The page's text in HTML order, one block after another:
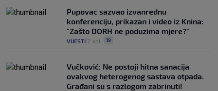
Pupovac sazvao izvanrednu
konferenciju, prikazan i video iz Knina:
"Zašto DORH ne poduzima mjere?"
VIJESTI 7. kol. 19
Vučković: Ne postoji hitna sanacija
ovakvog heterogenog sastava otpada.
Građani su s razlogom zabrinuti!